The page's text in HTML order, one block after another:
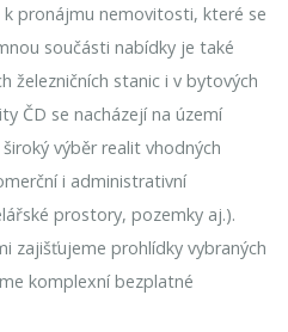
k pronájmu nemovitosti, které se
součásti nabídky je také
železničních stanic i v bytových
ČD se nacházejí na území
výběr realit vhodných
i administrativní
prostory, pozemky aj.).
zajišťujeme prohlídky vybraných
komplexní bezplatné